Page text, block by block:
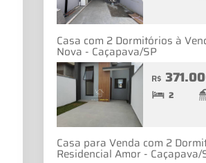
Casa com 2 Dormitórios à
Nova - Caçapava/SP
R$
2
Casa para Venda com 2
Residencial Amor - Caçapava/